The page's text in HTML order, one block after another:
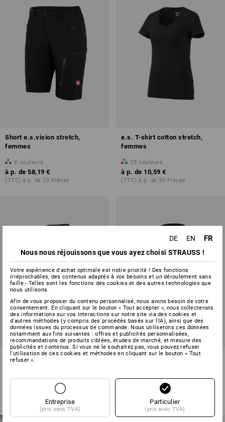
Short e.s.vision stretch,
femmes
5 couleurs
à p. de 58,19 €
(TTC) à p. de 20 Pièces
e.s. T-shirt cotton stretch,
femmes
29 couleurs
à p. de 10,59 €
(TTC) à p. de 30 Pièces
Pantalon à taille élastique
(TTC) à p. de 20 Pièces
e.s. T-shirt cotton V-Neck,
10,06 €
(TTC) à p. de 30 Pièces
DE EN FR
Nous nous réjouissons que vous ayez choisi STRAUSS !
Votre expérience d'achat optimale est notre priorité ! Des fonctions
irréprochables, des contenus adaptés à vos besoins et un déroulement sans
faille - Telles sont les fonctions des cookies et des autres technologies que
nous utilisons.
Afin de vous proposer du contenu personnalisé, nous avons besoin de votre
consentement. En cliquant sur le bouton « Tout accepter », nous collecterons
des informations sur vos interactions sur notre site via des cookies et
d'autres méthodes (y compris des procédés basés sur l'IA), ainsi que des
données issues du processus de commande. Nous utiliserons ces données
notamment aux fins suivantes : offres et publicités personnalisées,
recommandations de produits ciblées, études de marché, et mesure des
publicités et contenus. Si vous ne le souhaitez pas, vous pouvez refuser
l'utilisation de ces cookies et méthodes en cliquant sur le bouton « Tout
refuser ».
Entreprise
(prix sans TVA)
Particulier
(prix avec TVA)